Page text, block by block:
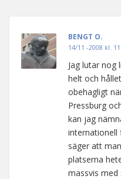
BENGT O.
14/11 -2008 kl.
Jag lutar nog
helt och
obehagligt
Pressburg
kan jag
internationell
säger att
platserna
massvis med